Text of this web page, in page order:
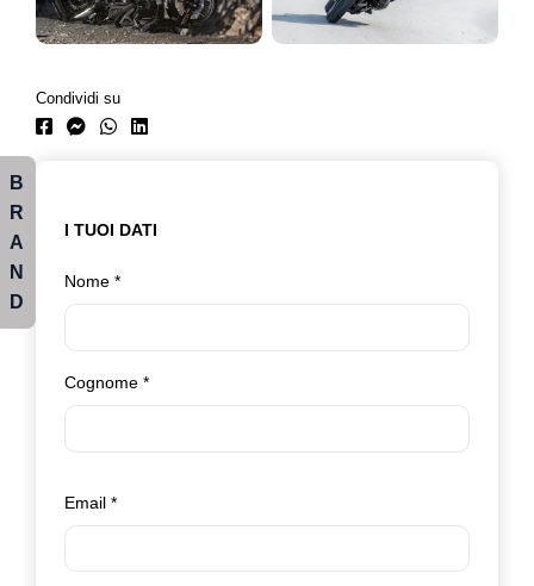
Condividi su
I TUOI DATI
Nome *
Cognome *
Email *
B
R
A
N
D